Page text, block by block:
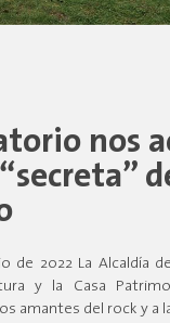
nos
de 2022 La Alcaldía
y la Casa
amantes del rock y a